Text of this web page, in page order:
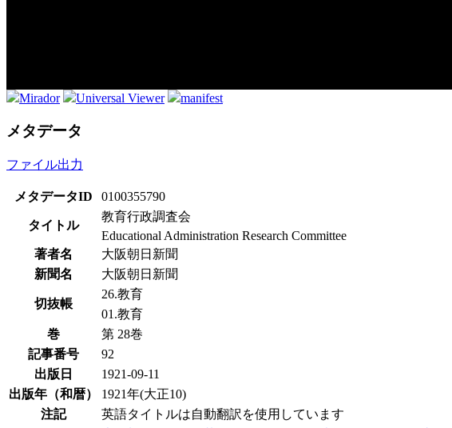
Mirador Universal Viewer manifest
メタデータ
ファイル出力
メタデータID 0100355790
タイトル
教育行政調査会
Educational Administration Research Committee
著者名
大阪朝日新聞
新聞名
大阪朝日新聞
切抜帳
26.教育
01.教育
巻
第 28巻
記事番号
92
出版日
1921-09-11
出版年（和暦）
1921年(大正10)
注記
英語タイトルは自動翻訳を使用しています